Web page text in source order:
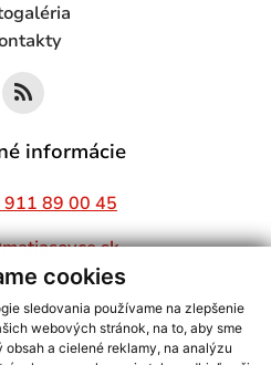
cookies
sledovania používame na zlepšenie
webových stránok, na to, aby sme
a cielené reklamy, na analýzu
informácie
89 00 45
informácií s využitím RSS